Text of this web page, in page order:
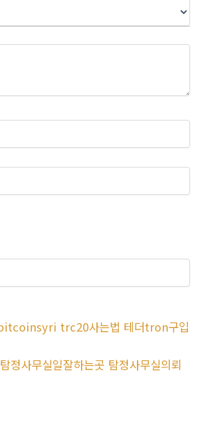
trc20사는법 테더tron구입
정사무실일잘하는곳 탐정사무실의뢰